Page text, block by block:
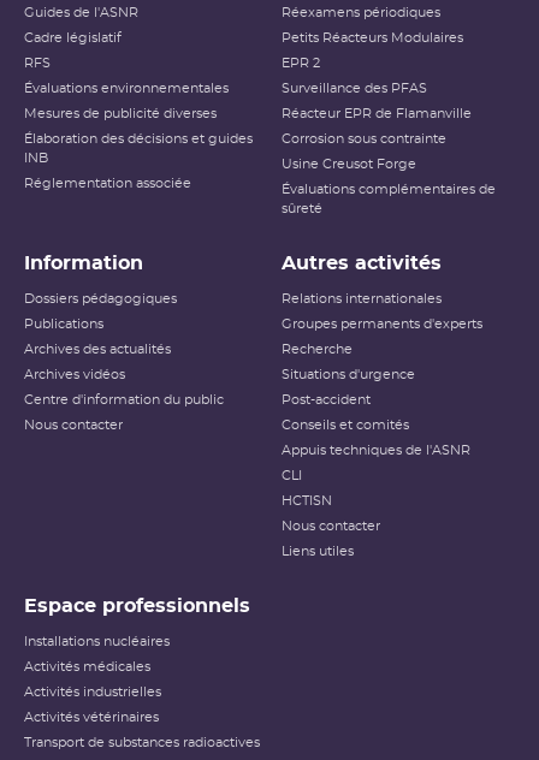
Guides de l'ASNR
Cadre législatif
RFS
Évaluations environnementales
Mesures de publicité diverses
Élaboration des décisions et guides
INB
Réglementation associée
Réexamens périodiques
Petits Réacteurs Modulaires
EPR 2
Surveillance des PFAS
Réacteur EPR de Flamanville
Corrosion sous contrainte
Usine Creusot Forge
Évaluations complémentaires de
sûreté
Information
Dossiers pédagogiques
Publications
Archives des actualités
Archives vidéos
Centre d'information du public
Nous contacter
Autres activités
Relations internationales
Groupes permanents d'experts
Recherche
Situations d'urgence
Post-accident
Conseils et comités
Appuis techniques de l'ASNR
CLI
HCTISN
Nous contacter
Liens utiles
Espace professionnels
Installations nucléaires
Activités médicales
Activités industrielles
Activités vétérinaires
Transport de substances radioactives